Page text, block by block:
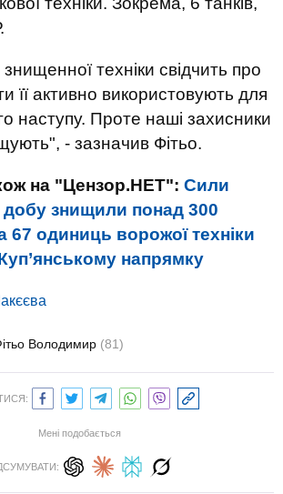
знищенної техніки свідчить про
її активно використовують для
наступу. Проте наші захисники
- зазначив Фітьо.
на "Цензор.НЕТ": Сили
знищили понад 300
67 одиниць ворожої техніки
напрямку
Володимир (81)
Мені подобається